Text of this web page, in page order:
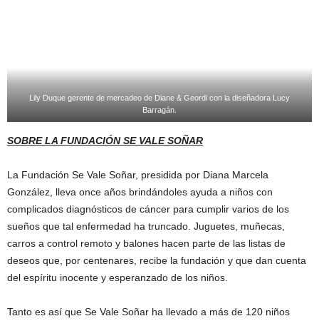
Lily Duque gerente de mercadeo de Diane & Geordi con la diseñadora Lucy
Barragán.
SOBRE LA FUNDACIÓN SE VALE SOÑAR
La Fundación Se Vale Soñar, presidida por Diana Marcela
González, lleva once años brindándoles ayuda a niños con
complicados diagnósticos de cáncer para cumplir varios de los
sueños que tal enfermedad ha truncado. Juguetes, muñecas,
carros a control remoto y balones hacen parte de las listas de
deseos que, por centenares, recibe la fundación y que dan cuenta
del espíritu inocente y esperanzado de los niños.
Tanto es así que Se Vale Soñar ha llevado a más de 120 niños